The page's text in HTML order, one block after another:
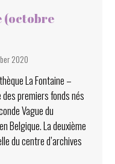
(octobre
2020
La Fontaine –
premiers fonds nés
Vague du
Belgique. La deuxième
du centre d’archives